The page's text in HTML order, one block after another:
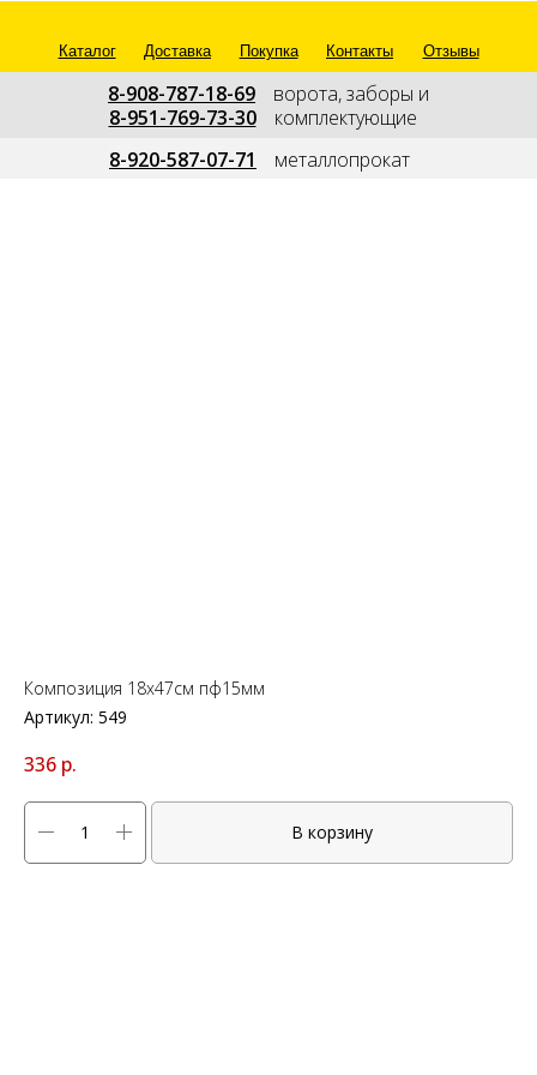
8-908-787-18-69
ворота, заборы и
8-951-769-73-30--- комплектующие
8-920-587-07-71 металлопрокат
Каталог Доставка Покупка Отзывы
Контакты
Композиция 18х47см пф15мм
Артикул: 549
336 р.
В корзину